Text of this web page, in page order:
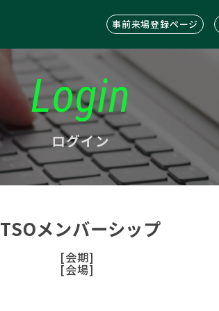
事前来場登録ページ
Login
ログイン
TSOメンバーシップ
[会期]
[会場]